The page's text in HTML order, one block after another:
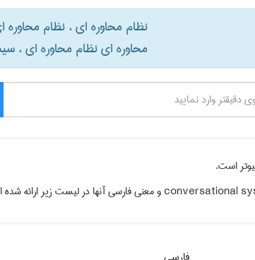
نظام محاوره ای ، نظام
محاوره ای نظام محاوره ای ،
است.
conversationalو معنی فارسی آنها در لیست زیر ارائه شده